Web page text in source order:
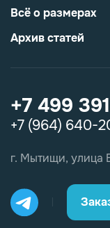
+7 499
+7 (964) 640-
г. Мытищи, улица
Всё о размерах
Архив статей